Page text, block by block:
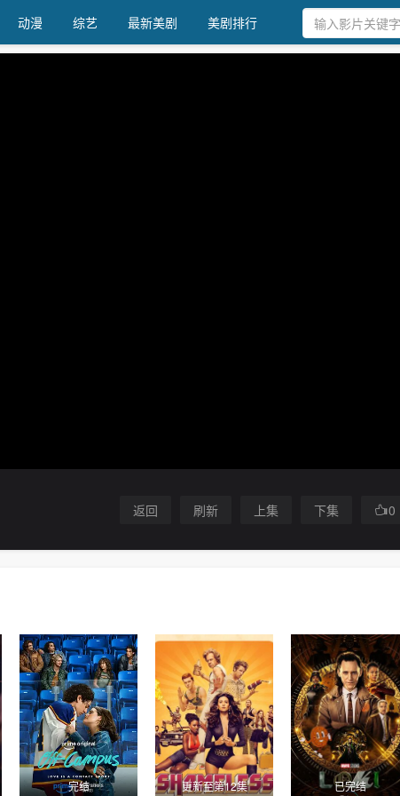
动漫 综艺 最新美剧 美剧排行
返回 刷新 上集 下集 0
完结 更新至第12集 已完结